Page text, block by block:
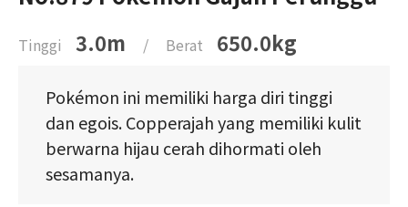
Tinggi 3.0m / Berat 650.0kg
Pokémon ini memiliki harga diri tinggi
dan egois. Copperajah yang memiliki kulit
berwarna hijau cerah dihormati oleh
sesamanya.